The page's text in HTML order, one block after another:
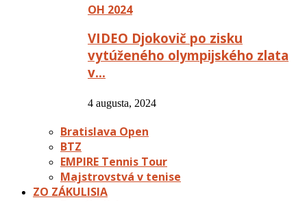
OH 2024
VIDEO Djokovič po zisku
vytúženého olympijského zlata
v…
4 augusta, 2024
Bratislava Open
BTZ
EMPIRE Tennis Tour
Majstrovstvá v tenise
ZO ZÁKULISIA